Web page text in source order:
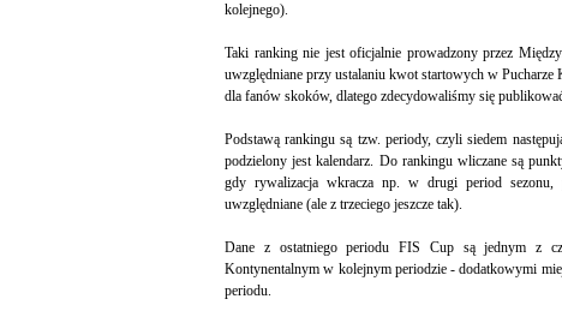
kolejnego).
Taki ranking nie jest oficjalnie prowadzony przez
uwzględniane przy ustalaniu kwot startowych w Pucharze
dla fanów skoków, dlatego zdecydowaliśmy się
Podstawą rankingu są tzw. periody, czyli siedem
podzielony jest kalendarz. Do rankingu wliczane są
gdy rywalizacja wkracza np. w drugi period
uwzględniane (ale z trzeciego jeszcze tak).
Dane z ostatniego periodu FIS Cup są jednym z
Kontynentalnym w kolejnym periodzie - dodatkowymi
periodu.